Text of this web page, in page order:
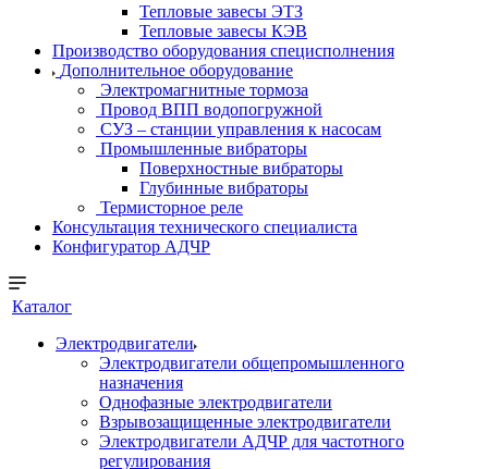
Тепловые завесы ЭТЗ
Тепловые завесы КЭВ
Производство оборудования специсполнения
Дополнительное оборудование
Электромагнитные тормоза
Провод ВПП водопогружной
СУЗ – станции управления к насосам
Промышленные вибраторы
Поверхностные вибраторы
Глубинные вибраторы
Термисторное реле
Консультация технического специалиста
Конфигуратор АДЧР
Каталог
Электродвигатели
Электродвигатели общепромышленного
назначения
Однофазные электродвигатели
Взрывозащищенные электродвигатели
Электродвигатели АДЧР для частотного
регулирования